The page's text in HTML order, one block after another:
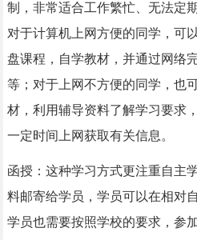
制，非常适合工作繁忙、无法定
对于计算机上网方便的同学，可
盘课程，自学教材，并通过网络
等；对于上网不方便的同学，也
材，利用辅导资料了解学习要求
一定时间上网获取有关信息。
函授：这种学习方式更注重自主
料邮寄给学员，学员可以在相对
学员也需要按照学校的要求，参